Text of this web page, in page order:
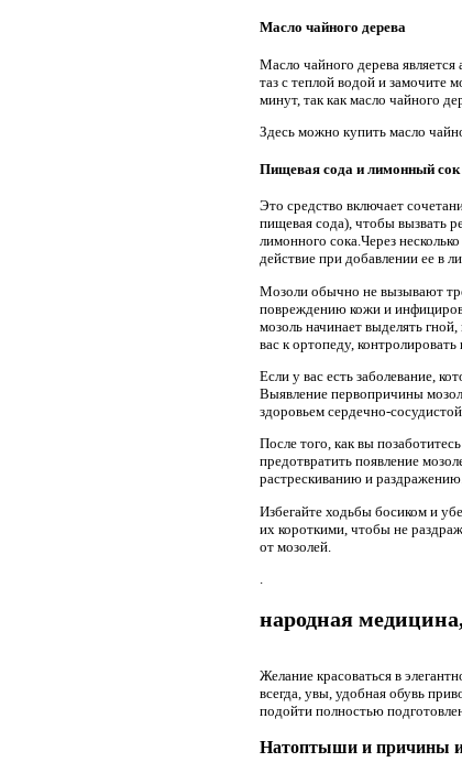
Масло чайного дерева
Масло чайного дерева
таз с теплой водой и замочите
минут, так как масло чайного
Здесь можно купить масло
Пищевая сода и лимонный сок
Это средство включает
пищевая сода), чтобы вызвать
лимонного сока.Через
действие при добавлении ее в
Мозоли обычно не вызывают
повреждению кожи и
мозоль начинает выделять
вас к ортопеду,
Если у вас есть заболевание,
Выявление первопричины
здоровьем сердечно-
После того, как вы
предотвратить появление
растрескиванию и
Избегайте ходьбы босиком и
их короткими, чтобы не
от мозолей.
народная
Желание красоваться в
всегда, увы, удобная обувь
подойти полностью
Натоптыши и причины